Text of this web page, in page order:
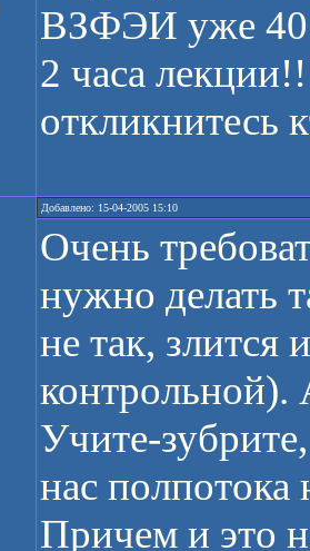
ВЗФЭИ уже 40
2 часа
откликнитесь
Добавлено: 15-04-2005 15:10
Очень
нужно делать
не так, злится
Учите-
нас полпотока
Причем и это